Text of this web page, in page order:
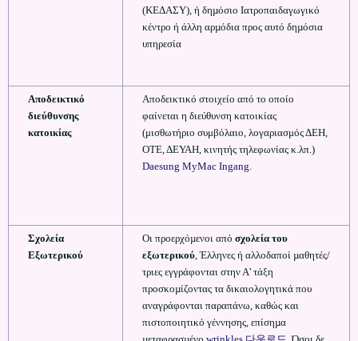
(ΚΕΔΑΣΥ), ή δηµόσιο Ιατροπαιδαγωγικό
κέντρο ή άλλη αρµόδια προς αυτό δηµόσια
υπηρεσία
Αποδεικτικό
διεύθυνσης
κατοικίας
Αποδεικτικό στοιχείο από το οποίο
φαίνεται η διεύθυνση κατοικίας
(μισθωτήριο συμβόλαιο, λογαριασμός ΔΕΗ,
ΟΤΕ, ΔΕΥΑΗ, κινητής τηλεφωνίας κ.λπ.)
Daesung MyMac Ingang.
Σχολεία
Εξωτερικού
Οι προερχόµενοι από σχολεία του
εξωτερικού, Έλληνες ή αλλοδαποί µαθητές/
τριες εγγράφονται στην Α’ τάξη
προσκοµίζοντας τα δικαιολογητικά που
αναγράφονται παραπάνω, καθώς και
πιστοποιητικό γέννησης, επίσηµα